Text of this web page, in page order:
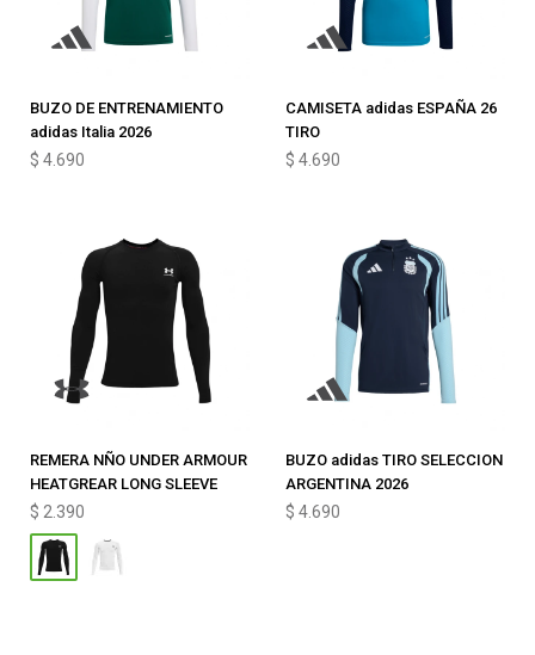
BUZO DE ENTRENAMIENTO
adidas Italia 2026
$ 4.690
CAMISETA adidas ESPAÑA 26
TIRO
$ 4.690
REMERA NÑO UNDER ARMOUR
HEATGREAR LONG SLEEVE
$ 2.390
BUZO adidas TIRO SELECCION
ARGENTINA 2026
$ 4.690